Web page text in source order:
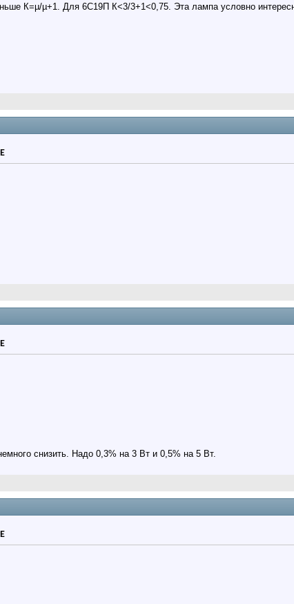
К=µ/µ+1. Для 6С19П К<3/3+1<0,75. Эта лампа условно
снизить. Надо 0,3% на 3 Вт и 0,5% на 5 Вт.